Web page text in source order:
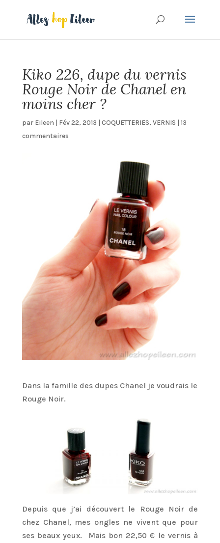
Kiko 226, dupe du vernis
Rouge Noir de Chanel en
moins cher ?
par Eileen | Fév 22, 2013 | COQUETTERIES, VERNIS | 13
commentaires
Dans la famille des dupes Chanel je voudrais le
Rouge Noir.
Depuis que j’ai découvert le Rouge Noir de
chez Chanel, mes ongles ne vivent que pour
ses beaux yeux. Mais bon 22,50 € le vernis à